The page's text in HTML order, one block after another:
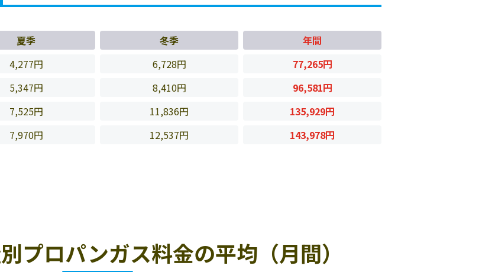
夏季 冬季
年間
4,277円 6,728円
77,265円
5,347円 8,410円
96,581円
7,525円 11,836円
135,929円
7,970円 12,537円 143,978円
プロパンガス料金の平均（月間）